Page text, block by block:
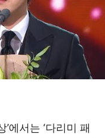
에서는 ‘다리미 패